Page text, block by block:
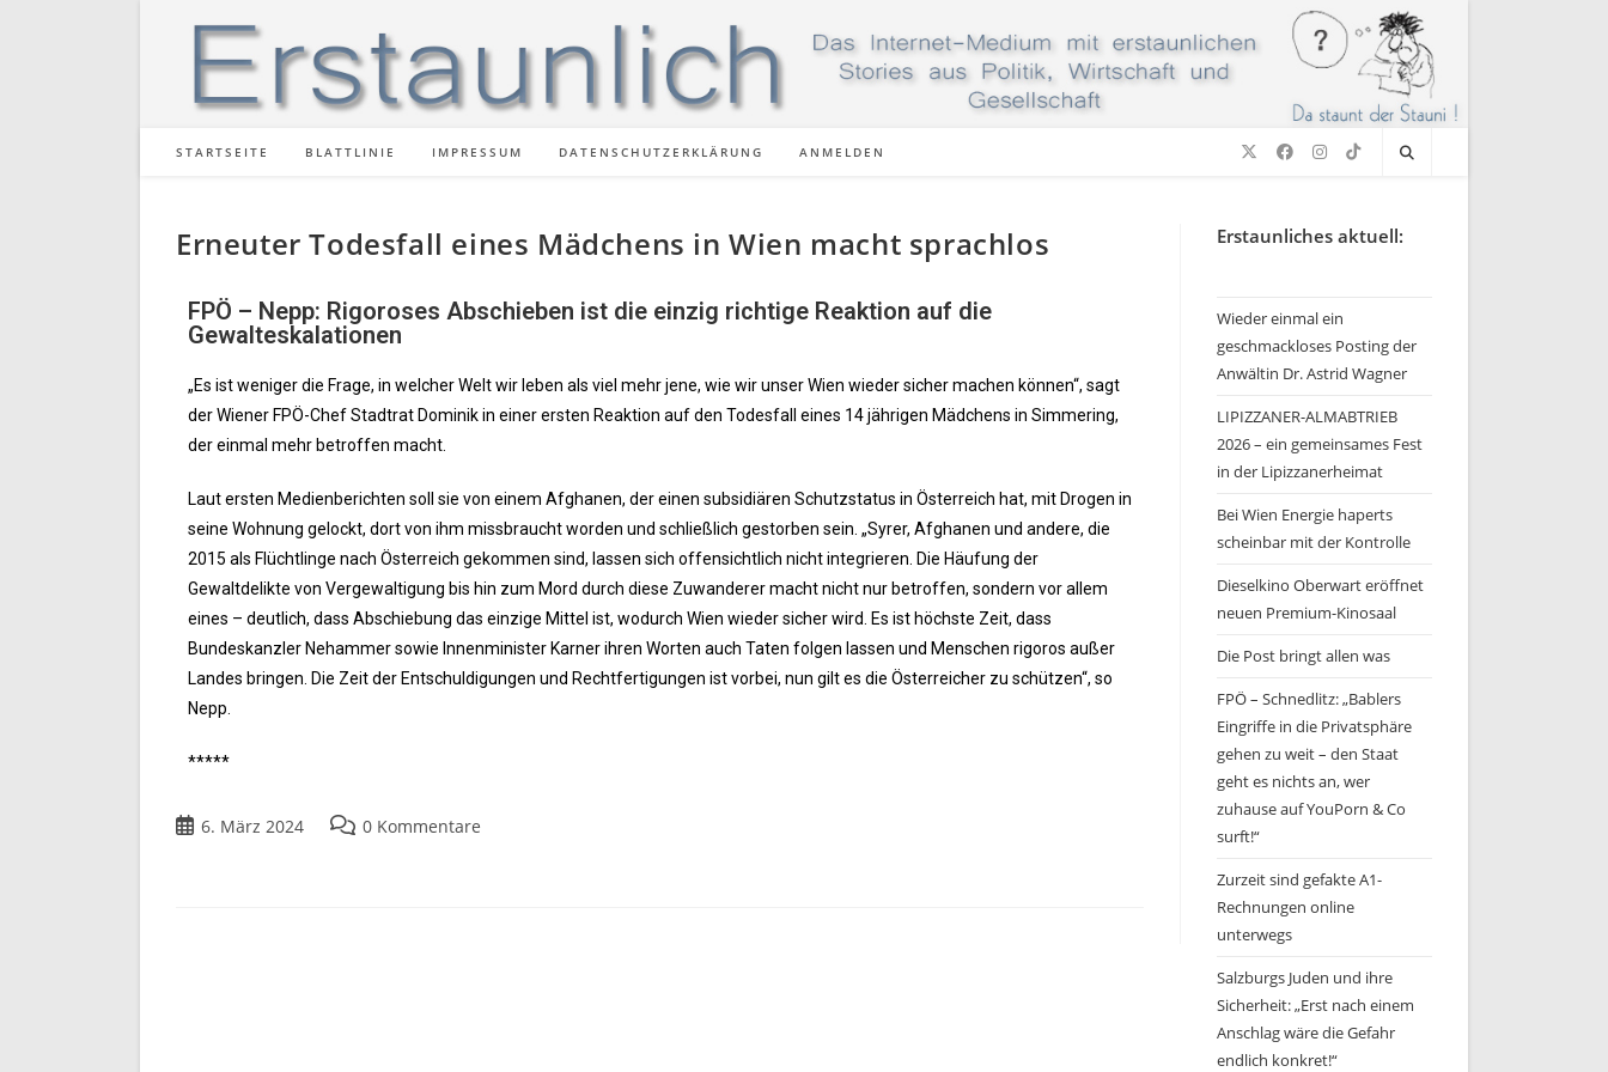
STARTSEITE BLATTLINIE IMPRESSUM DATENSCHUTZERKLÄRUNG ANMELDEN
Erneuter Todesfall eines Mädchens in Wien macht sprachlos
FPÖ – Nepp: Rigoroses Abschieben ist die einzig richtige Reaktion auf die
Gewalteskalationen
„Es ist weniger die Frage, in welcher Welt wir leben als viel mehr jene, wie wir unser Wien wieder sicher machen können“, sagt
der Wiener FPÖ-Chef Stadtrat Dominik in einer ersten Reaktion auf den Todesfall eines 14 jährigen Mädchens in Simmering,
der einmal mehr betroffen macht.
Laut ersten Medienberichten soll sie von einem Afghanen, der einen subsidiären Schutzstatus in Österreich hat, mit Drogen in
seine Wohnung gelockt, dort von ihm missbraucht worden und schließlich gestorben sein. „Syrer, Afghanen und andere, die
2015 als Flüchtlinge nach Österreich gekommen sind, lassen sich offensichtlich nicht integrieren. Die Häufung der
Gewaltdelikte von Vergewaltigung bis hin zum Mord durch diese Zuwanderer macht nicht nur betroffen, sondern vor allem
eines – deutlich, dass Abschiebung das einzige Mittel ist, wodurch Wien wieder sicher wird. Es ist höchste Zeit, dass
Bundeskanzler Nehammer sowie Innenminister Karner ihren Worten auch Taten folgen lassen und Menschen rigoros außer
Landes bringen. Die Zeit der Entschuldigungen und Rechtfertigungen ist vorbei, nun gilt es die Österreicher zu schützen“, so
Nepp.
*****
6. März 2024 0 Kommentare
Erstaunliches aktuell:
Wieder einmal ein
geschmackloses Posting der
Anwältin Dr. Astrid Wagner
LIPIZZANER-ALMABTRIEB
2026 – ein gemeinsames Fest
in der Lipizzanerheimat
Bei Wien Energie haperts
scheinbar mit der Kontrolle
Dieselkino Oberwart eröffnet
neuen Premium-Kinosaal
Die Post bringt allen was
FPÖ – Schnedlitz: „Bablers
Eingriffe in die Privatsphäre
gehen zu weit – den Staat
geht es nichts an, wer
zuhause auf YouPorn & Co
surft!“
Zurzeit sind gefakte A1-
Rechnungen online
unterwegs
Salzburgs Juden und ihre
Sicherheit: „Erst nach einem
Anschlag wäre die Gefahr
endlich konkret!“